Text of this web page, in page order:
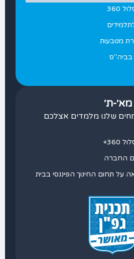
360
מטבעות
בביה"ס
ת׳
שלנו מלמדים אצלכם
החברה
על תחום החינוך הפיננסי בבית